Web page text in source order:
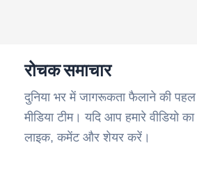
रोचक समाचार
दुनिया भर में जागरूकता फैलाने की
मीडिया टीम। यदि आप हमारे वीडियो
लाइक, कमेंट और शेयर करें।